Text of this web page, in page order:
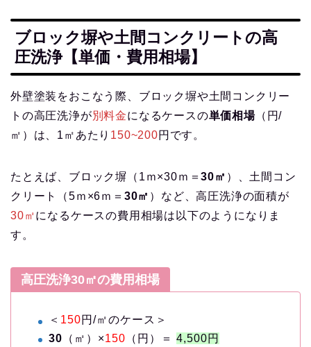
ブロック塀や土間コンクリートの高
圧洗浄【単価・費用相場】
外壁塗装をおこなう際、ブロック塀や土間コンクリー
トの高圧洗浄が別料金になるケースの単価相場（円/
㎡）は、1㎡あたり 150~200円です。
たとえば、ブロック塀（1ｍ×30ｍ＝30㎡ ）、土間コン
クリート（5ｍ×6ｍ＝ 30㎡ ）など、高圧洗浄の面積が
30㎡になるケースの費用相場は以下のようになりま
す。
高圧洗浄30㎡の費用相場
＜ 150円/㎡のケース＞
30 （㎡）×150 （円）＝ 4,500円